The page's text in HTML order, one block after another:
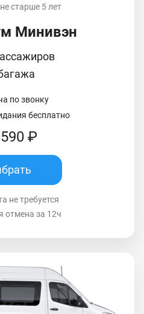
старше 5 лет
Минивэн
по звонку
бесплатно
₽
не требуется
отмена за 12ч